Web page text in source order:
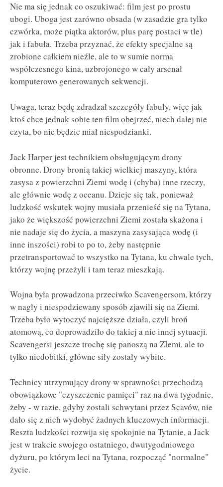
Nie ma się jednak co oszukiwać: film jest po prostu
ubogi. Uboga jest zarówno obsada (w zasadzie gra tylko
czwórka, może piątka aktorów, plus parę postaci w tle)
jak i fabuła. Trzeba przyznać, że efekty specjalne są
zrobione całkiem nieźle, ale to w sumie norma
współczesnego kina, uzbrojonego w cały arsenał
komputerowo generowanych sekwencji.
Uwaga, teraz będę zdradzał szczegóły fabuły, więc jak
ktoś chce jednak sobie ten film obejrzeć, niech dalej nie
czyta, bo nie będzie miał niespodzianki.
Jack Harper jest technikiem obsługującym drony
obronne. Drony bronią takiej wielkiej maszyny, która
zasysa z powierzchni Ziemi wodę i (chyba) inne rzeczy,
ale głównie wodę z oceanu. Dzieje się tak, ponieważ
ludzkość wskutek wojny musiała przenieść się na Tytana,
jako że większość powierzchni Ziemi została skażona i
nie nadaje się do życia, a maszyna zasysająca wodę (i
inne inszości) robi to po to, żeby następnie
przetransportować to wszystko na Tytana, ku chwale tych,
którzy wojnę przeżyli i tam teraz mieszkają.
Wojna była prowadzona przeciwko Scavengersom, którzy
w nagły i niespodziewany sposób zjawili się na Ziemi.
Trzeba było wytoczyć najcięższe działa, czyli broń
atomową, co doprowadziło do takiej a nie innej sytuacji.
Scavengersi jeszcze trochę się panoszą na ZIemi, ale to
tylko niedobitki, główne siły zostały wybite.
Technicy utrzymujący drony w sprawności przechodzą
obowiązkowe "czyszczenie pamięci" raz na dwa tygodnie,
żeby - w razie, gdyby zostali schwytani przez Scavów, nie
dało się z nich wydobyć żadnych kluczowych informacji.
Reszta ludzkości rozwija się spokojnie na Tytanie, a Jack
jest w trakcie swojego ostatniego, dwutygodniowego
dyżuru, po którym leci na Tytana, rozpocząć "normalne"
życie.